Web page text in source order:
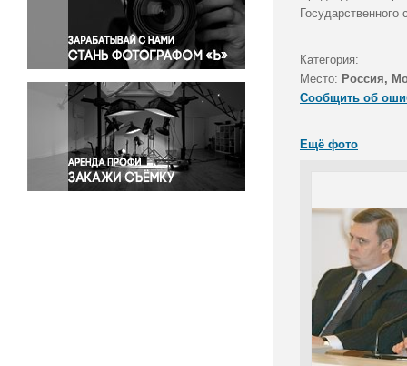
Правосудие
Происшествия и конфликты
Религия
Светская жизнь
Спорт
Экология
Экономика и бизнес
Категория:
Место: Россия,
Сообщить об
Ещё фото